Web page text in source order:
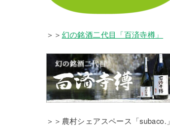
＞＞ 幻の銘酒二代目「百済寺樽」
＞＞農村シェアスペース「subaco.」